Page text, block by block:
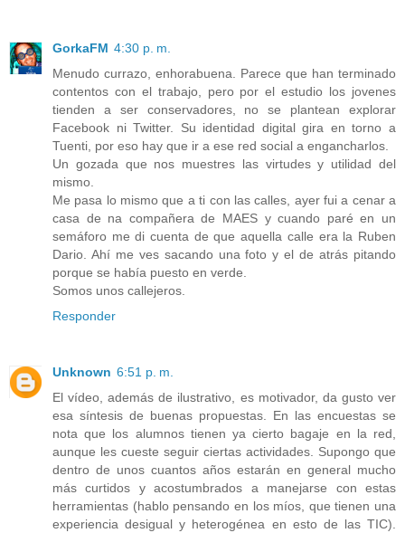
GorkaFM 4:30 p. m.
Menudo currazo, enhorabuena. Parece que han terminado
contentos con el trabajo, pero por el estudio los jovenes
tienden a ser conservadores, no se plantean explorar
Facebook ni Twitter. Su identidad digital gira en torno a
Tuenti, por eso hay que ir a ese red social a engancharlos.
Un gozada que nos muestres las virtudes y utilidad del
mismo.
Me pasa lo mismo que a ti con las calles, ayer fui a cenar a
casa de na compañera de MAES y cuando paré en un
semáforo me di cuenta de que aquella calle era la Ruben
Dario. Ahí me ves sacando una foto y el de atrás pitando
porque se había puesto en verde.
Somos unos callejeros.
Responder
Unknown 6:51 p. m.
El vídeo, además de ilustrativo, es motivador, da gusto ver
esa síntesis de buenas propuestas. En las encuestas se
nota que los alumnos tienen ya cierto bagaje en la red,
aunque les cueste seguir ciertas actividades. Supongo que
dentro de unos cuantos años estarán en general mucho
más curtidos y acostumbrados a manejarse con estas
herramientas (hablo pensando en los míos, que tienen una
experiencia desigual y heterogénea en esto de las TIC).